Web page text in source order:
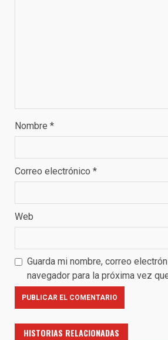
Nombre *
Correo electrónico *
Web
Guarda mi nombre, correo
navegador para la próxima vez
HISTORIAS RELACIONADAS